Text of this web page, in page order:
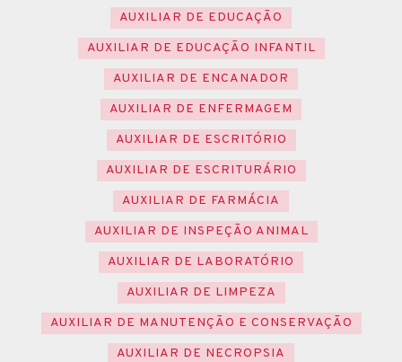
AUXILIAR DE EDUCAÇÃO
AUXILIAR DE EDUCAÇÃO INFANTIL
AUXILIAR DE ENCANADOR
AUXILIAR DE ENFERMAGEM
AUXILIAR DE ESCRITÓRIO
AUXILIAR DE ESCRITURÁRIO
AUXILIAR DE FARMÁCIA
AUXILIAR DE INSPEÇÃO ANIMAL
AUXILIAR DE LABORATÓRIO
AUXILIAR DE LIMPEZA
AUXILIAR DE MANUTENÇÃO E CONSERVAÇÃO
AUXILIAR DE NECROPSIA